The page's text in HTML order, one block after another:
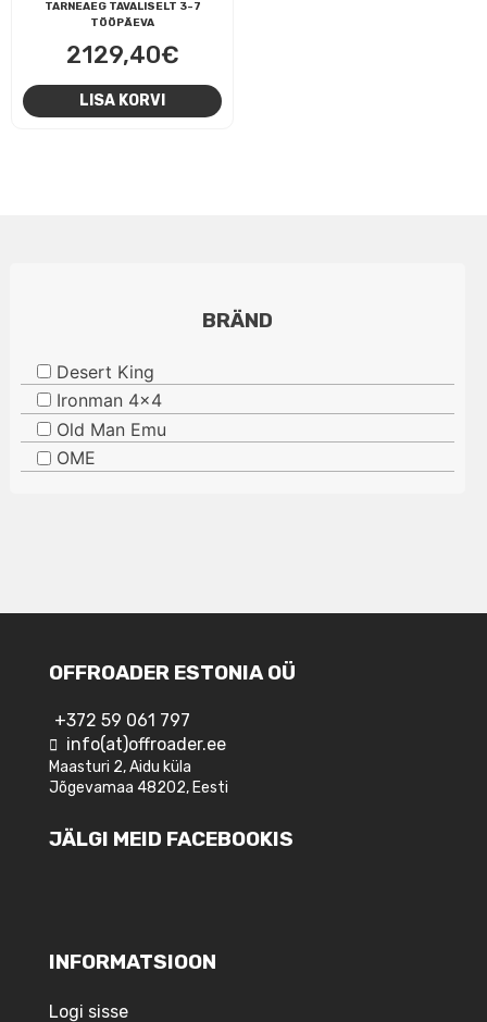
TARNEAEG TAVALISELT 3-7
TÖÖPÄEVA
2129,40€
LISA KORVI
BRÄND
Desert King
Ironman 4x4
Old Man Emu
OME
OFFROADER ESTONIA OÜ
+372 59 061 797
info(at)offroader.ee
Maasturi 2, Aidu küla
Jõgevamaa 48202, Eesti
JÄLGI MEID FACEBOOKIS
INFORMATSIOON
Logi sisse